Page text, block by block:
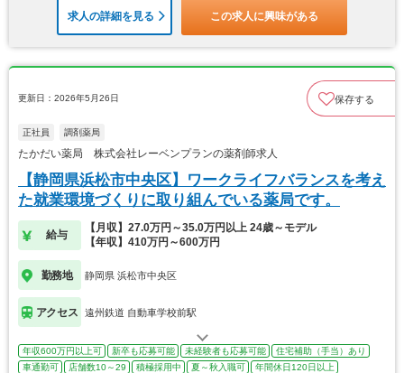
求人の詳細を見る この求人に興味がある
更新日：2026年5月26日 保存する
正社員 調剤薬局
たかだい薬局 株式会社レーベンプランの薬剤師求人
【静岡県浜松市中央区】ワークライフバランスを考え
た就業環境づくりに取り組んでいる薬局です。
給与
【月収】27.0万円～35.0万円以上 24歳～モデル
【年収】410万円～600万円
勤務地 静岡県 浜松市中央区
アクセス 遠州鉄道 自動車学校前駅
年収600万円以上可 新卒も応募可能 未経験者も応募可能
住宅補助（手当）あり
車通勤可
店舗数10～29 積極採用中 夏～秋入職可 年間休日120日以上